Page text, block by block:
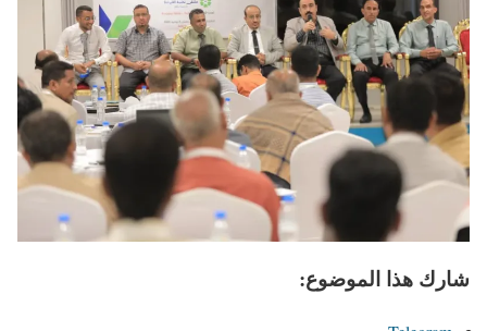
شارك هذا الموضوع: